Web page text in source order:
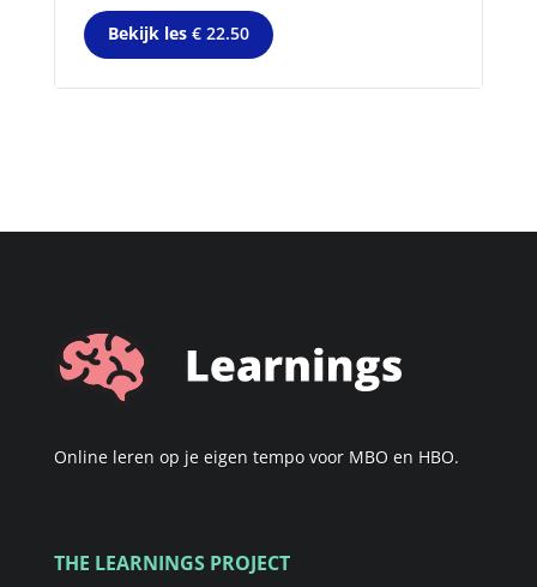
Bekijk les € 22.50
Online leren op je eigen tempo voor MBO en HBO.
THE LEARNINGS PROJECT